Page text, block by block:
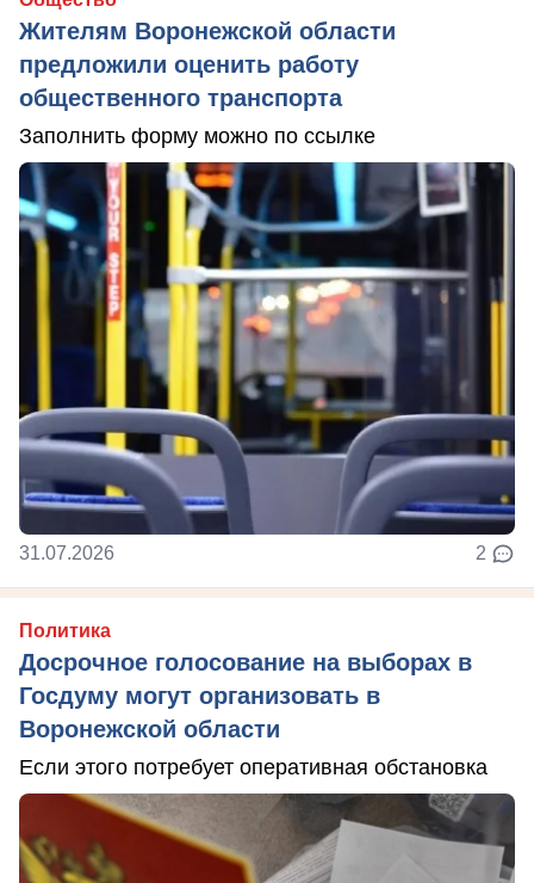
Жителям Воронежской области
предложили оценить работу
общественного транспорта
Заполнить форму можно по ссылке
31.07.2026 2
Политика
Досрочное голосование на выборах в
Госдуму могут организовать в
Воронежской области
Если этого потребует оперативная обстановка